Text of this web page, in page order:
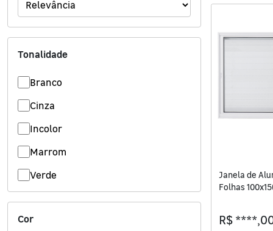
Iluminação
Jardim e Varanda
Limpeza de Casa
Madeiras
Eletro
Móveis
Materiais de Construção
Tonalidade
Branco
Cinza
Incolor
Marrom
Verde
Cor
Janela de
Folhas
R$